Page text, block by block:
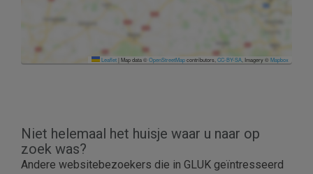
Leaflet| Map data ©OpenStreetMapcontributors,CC-BY-SA, Imagery ©Mapbox
Niet helemaal het huisje waar u naar op
zoek was?
Andere websitebezoekers die in GLUK geïntresseerd